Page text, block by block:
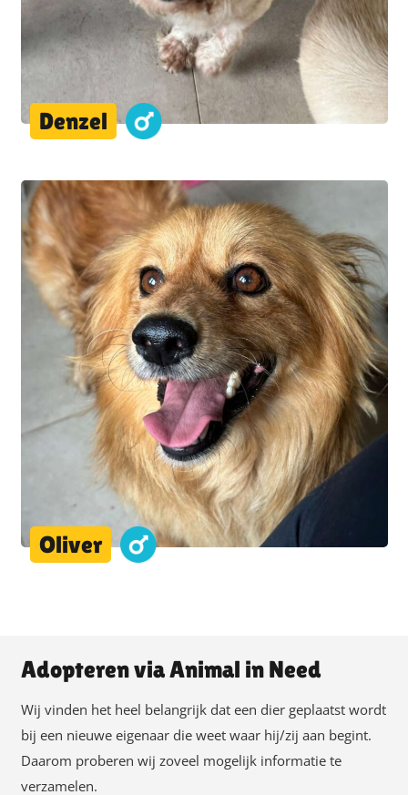
Denzel
Oliver
Adopteren via Animal in Need
Wij vinden het heel belangrijk dat een dier geplaatst wordt
bij een nieuwe eigenaar die weet waar hij/zij aan begint.
Daarom proberen wij zoveel mogelijk informatie te
verzamelen.